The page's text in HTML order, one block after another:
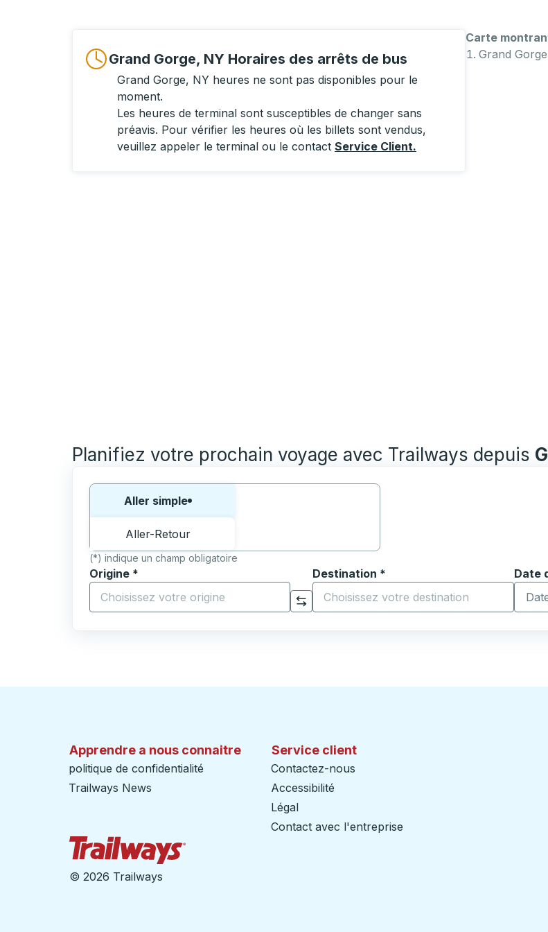
Grand Gorge, NY Horaires des arrêts de bus
Grand Gorge, NY heures ne sont pas disponibles pour le
moment.
Les heures de terminal sont susceptibles de changer sans
préavis. Pour vérifier les heures où les billets sont vendus,
veuillez appeler le terminal ou le contact Service Client.
Carte
Grand Gorge
Planifiez votre prochain voyage avec Trailways depuis
Choisissez un sens ou un aller-retour:
Aller simple
Aller-Retour
(*) indique un champ obligatoire
Origine *
Commencez à saisir la ville d'origine pour ouvrir les options de localisation, puis
Cliquez pour changer vos sélections d'origine et de destination
Destination *
Commencez à saisir la ville de destination
Date
Apprendre a nous connaitre
politique de confidentialité
Trailways News
Service client
Contactez-nous
Accessibilité
Légal
Contact avec l'entreprise
© 2026 Trailways